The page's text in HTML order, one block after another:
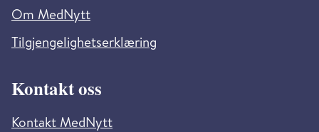
Om MedNytt
Tilgjengelighetserklæring
Kontakt oss
Kontakt MedNytt